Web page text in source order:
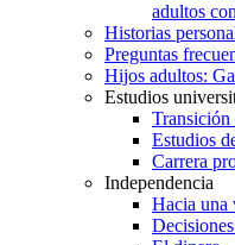
adultos
Historias
Preguntas
Hijos adultos:
Estudios
Transición
Estudios
Carrera
Independencia
Hacia una